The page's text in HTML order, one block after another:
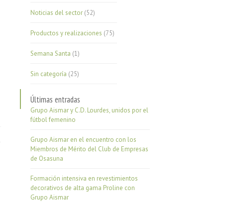
Noticias del sector (52)
Productos y realizaciones (75)
Semana Santa (1)
Sin categoría (25)
Últimas entradas
Grupo Aismar y C.D. Lourdes, unidos por el
fútbol femenino
Grupo Aismar en el encuentro con los
Miembros de Mérito del Club de Empresas
de Osasuna
Formación intensiva en revestimientos
decorativos de alta gama Proline con
Grupo Aismar